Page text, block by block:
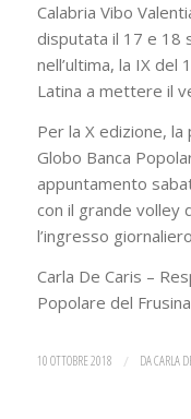
Calabria Vibo
disputata il 17 e
nell’ultima, la IX
Latina a mettere il
Per la X edizione, la
Globo Banca
appuntamento
con il grande volley
l’ingresso
Carla De Caris –
Popolare del
10 OTTOBRE 2018 / DACARLA